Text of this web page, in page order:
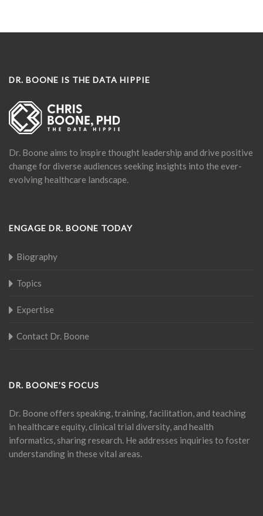
DR. BOONE IS THE DATA HIPPIE
Dr. Boone aims to inspire thought leadership and drive positive
change for diverse audiences seeking insights into the ever-
evolving healthcare landscape.
ENGAGE DR. BOONE TODAY
Biography
Topics
Expertise
Contact Dr. Boone
DR. BOONE’S FOCUS
Dr. Boone offers speaking, training, facilitation, and teaching
in healthcare equity, clinical trial diversity, and health
informatics, sharing research. He addresses inquiries to foster
understanding in these vital areas.